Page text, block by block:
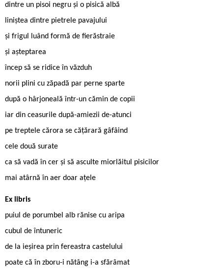
dintre un pisoi negru și o pisică albă
liniștea dintre pietrele pavajului
și frigul luând formă de fierăstraie
și așteptarea
încep să se ridice în văzduh
norii plini cu zăpadă par perne sparte
după o hârjoneală într-un cămin de copii
iar din ceasurile după-amiezii de-atunci
pe treptele cărora se cățărară gâfâind
cele două surate
ca să vadă în cer și să asculte miorlăitul pisicilor
mai atârnă în aer doar ațele
Ex libris
puiul de porumbel alb rănise cu aripa
cubul de întuneric
de la ieșirea prin fereastra castelului
poate că în zboru-i nătâng i-a sfărâmat